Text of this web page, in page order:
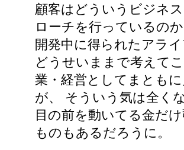
顧客はどういうビジネ
ローチを行っているの
開発中に得られたアラ
どうせいままで考えて
業・経営としてまとも
が、 そういう気は全く
目の前を動いてる金だ
ものもあるだろうに。